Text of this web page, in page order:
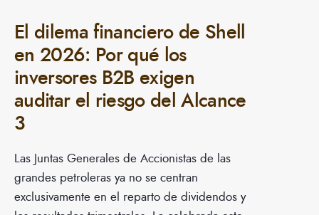
El dilema financiero de Shell
en 2026: Por qué los
inversores B2B exigen
auditar el riesgo del Alcance
3
Las Juntas Generales de Accionistas de las
grandes petroleras ya no se centran
exclusivamente en el reparto de dividendos y